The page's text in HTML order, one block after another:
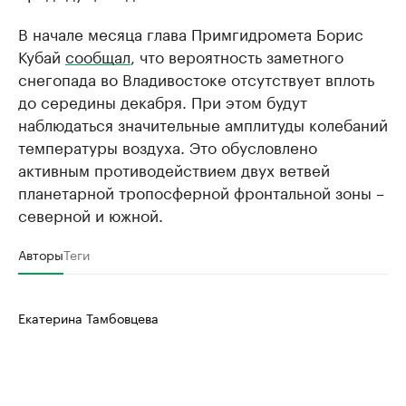
В начале месяца глава Примгидромета Борис
Кубай сообщал , что вероятность заметного
снегопада во Владивостоке отсутствует вплоть
до середины декабря. При этом будут
наблюдаться значительные амплитуды колебаний
температуры воздуха. Это обусловлено
активным противодействием двух ветвей
планетарной тропосферной фронтальной зоны –
северной и южной.
АвторыТеги
Екатерина Тамбовцева